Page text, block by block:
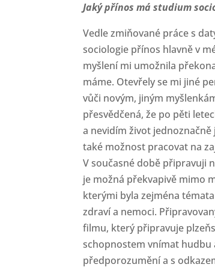
Jaký přínos má studium
Vedle zmiňované práce s
sociologie přínos hlavně v
myšlení mi umožnila
máme. Otevřely se mi jiné
vůči novým, jiným
přesvědčená, že po pěti
a nevidím život
také možnost pracovat na
V současné době připravuji
je možná překvapivě mimo
kterými byla zejména
zdraví a nemoci.
filmu, který připravuje
schopnostem vnímat
předporozumění a s